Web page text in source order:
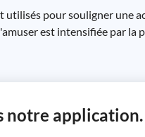
pour souligner une
est intensifiée par la
notre application.